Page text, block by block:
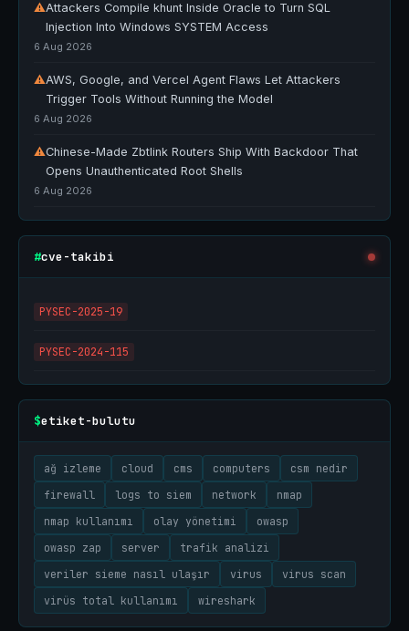
⚠Attackers Compile khunt Inside Oracle to Turn SQL
Injection Into Windows SYSTEM Access
6 Aug 2026
⚠AWS, Google, and Vercel Agent Flaws Let Attackers
Trigger Tools Without Running the Model
6 Aug 2026
⚠Chinese-Made Zbtlink Routers Ship With Backdoor That
Opens Unauthenticated Root Shells
6 Aug 2026
#cve-takibi
PYSEC-2025-19
PYSEC-2024-115
$etiket-bulutu
ağ izleme cloud cms computers
csm nedir
firewall
logs to siem network
nmap
nmap kullanımı
olay yönetimi
owasp
owasp zap
server
trafik analizi
veriler sieme nasıl ulaşır
virus
virus scan
virüs total kullanımı
wireshark